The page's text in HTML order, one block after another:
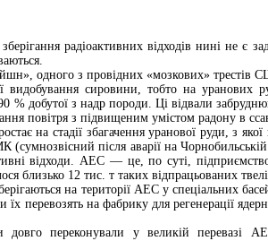
радіоактивних відходів нині не є
одного з провідних «мозкових» трестів
видобування сировини, тобто на
% добутої з надр породи. Ці відвали
повітря з підвищеним умістом радону в
на стадії збагачення уранової руди, з
після аварії на Чорнобильській
відходи. АЕС — це, по суті,
12 тис. т таких відпрацьованих
на території АЕС у спеціальних
їх перевозять на фабрику для регенерації
довго переконували у великій перевазі